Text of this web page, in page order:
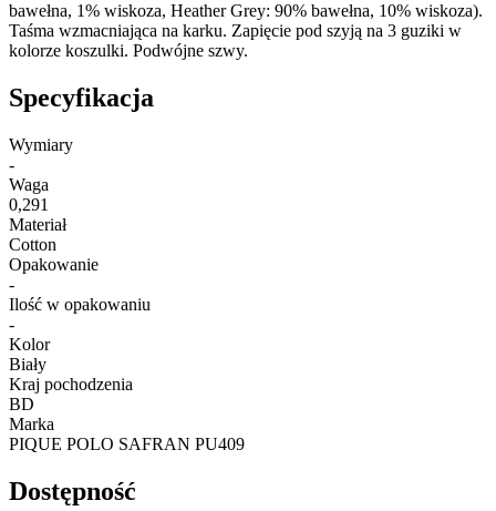
bawełna, 1% wiskoza, Heather Grey: 90% bawełna, 10% wiskoza).
Taśma wzmacniająca na karku. Zapięcie pod szyją na 3 guziki w
kolorze koszulki. Podwójne szwy.
Specyfikacja
Wymiary
-
Waga
0,291
Materiał
Cotton
Opakowanie
-
Ilość w opakowaniu
-
Kolor
Biały
Kraj pochodzenia
BD
Marka
PIQUE POLO SAFRAN PU409
Dostępność